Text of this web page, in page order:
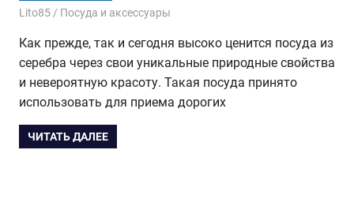
20.07.2015
Lito85 Посуда и аксессуары
Как прежде, так и сегодня высоко ценится посуда из
серебра через свои уникальные природные свойства
и невероятную красоту. Такая посуда принято
использовать для приема дорогих
ЧИТАТЬ ДАЛЕЕ